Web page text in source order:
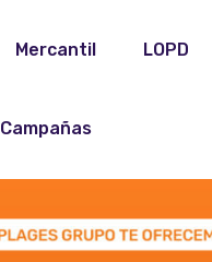
Mercantil LOPD
Campañas